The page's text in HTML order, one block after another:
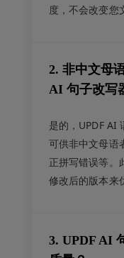
度，不会改变您
2. 非中文母
AI 句子改写
是的，UPDF AI
可供非中文母语
正拼写错误等。
修改后的版本来
3. UPDF AI